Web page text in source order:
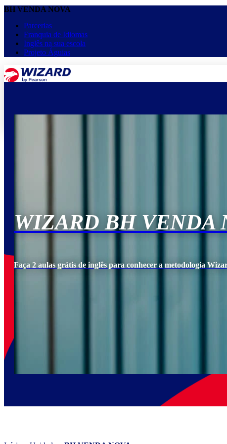
BH VENDA NOVA
Parcerias
Franquia de Idiomas
Inglês na sua escola
Projeto Águias
WIZARD BH VENDA
Faça 2 aulas grátis de inglês para conhecer a metodologia